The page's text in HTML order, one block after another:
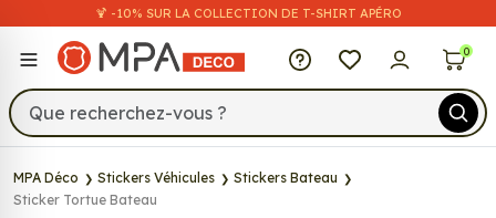
🍹 -10% SUR LA COLLECTION DE T-SHIRT APÉRO
MPA Déco 0
MPA Déco Stickers Véhicules
Stickers Bateau
Sticker Tortue Bateau